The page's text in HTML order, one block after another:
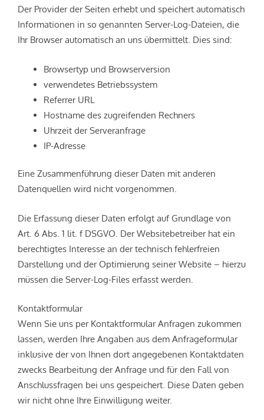
Der Provider der Seiten erhebt und speichert automatisch
Informationen in so genannten Server-Log-Dateien, die
Ihr Browser automatisch an uns übermittelt. Dies sind:
Browsertyp und Browserversion
verwendetes Betriebssystem
Referrer URL
Hostname des zugreifenden Rechners
Uhrzeit der Serveranfrage
IP-Adresse
Eine Zusammenführung dieser Daten mit anderen
Datenquellen wird nicht vorgenommen.
Die Erfassung dieser Daten erfolgt auf Grundlage von
Art. 6 Abs. 1 lit. f DSGVO. Der Websitebetreiber hat ein
berechtigtes Interesse an der technisch fehlerfreien
Darstellung und der Optimierung seiner Website – hierzu
müssen die Server-Log-Files erfasst werden.
Kontaktformular
Wenn Sie uns per Kontaktformular Anfragen zukommen
lassen, werden Ihre Angaben aus dem Anfrageformular
inklusive der von Ihnen dort angegebenen Kontaktdaten
zwecks Bearbeitung der Anfrage und für den Fall von
Anschlussfragen bei uns gespeichert. Diese Daten geben
wir nicht ohne Ihre Einwilligung weiter.